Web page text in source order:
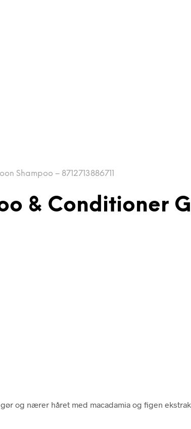
Shampoo – 8712713886711
& Conditioner
og nærer håret med macadamia og figen